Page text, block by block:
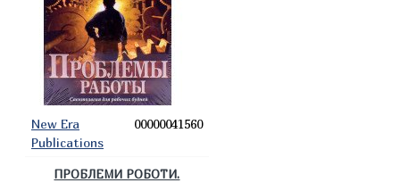
New Era
Publications
00000041560
ПРОБЛЕМИ РОБОТИ.